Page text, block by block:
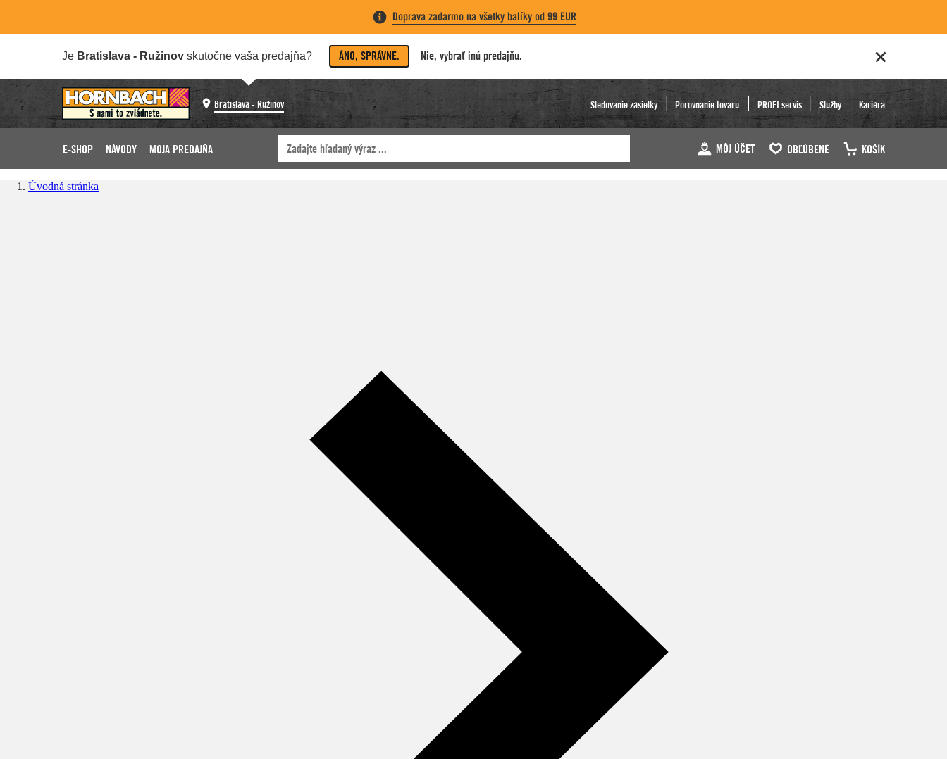
Doprava zadarmo na všetky balíky od 99 EUR
Je Bratislava - Ružinov skutočne vaša predajňa? ÁNO, SPRÁVNE. Nie, vybrať inú predajňu.
Bratislava - Ružinov Sledovanie zásielky Porovnanie tovaru PROFI servis Služby Kariéra
E-SHOP NÁVODY MOJA PREDAJŇA MÔJ ÚČET OBĽÚBENÉ KOŠÍK
Úvodná stránka